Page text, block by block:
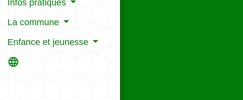
Infos pratiques
La commune
Enfance et jeunesse
language